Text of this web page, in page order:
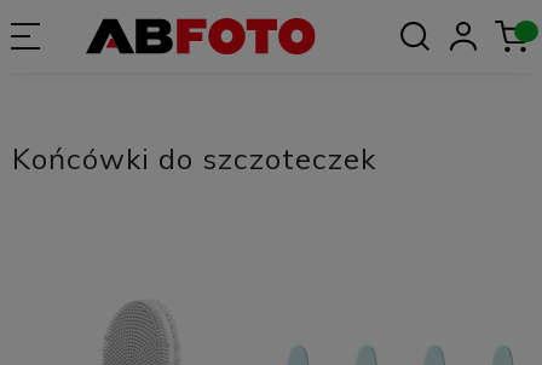
Końcówki do szczoteczek